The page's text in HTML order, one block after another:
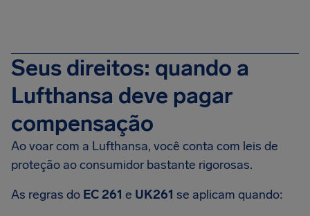
Seus direitos: quando a
Lufthansa deve pagar
compensação
Ao voar com a Lufthansa, você conta com leis de
proteção ao consumidor bastante rigorosas.
As regras do EC 261 e UK261 se aplicam quando: